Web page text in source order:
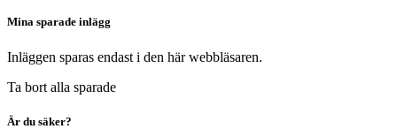
Mina sparade inlägg
Inläggen sparas endast i den här webbläsaren.
Ta bort alla sparade
Är du säker?